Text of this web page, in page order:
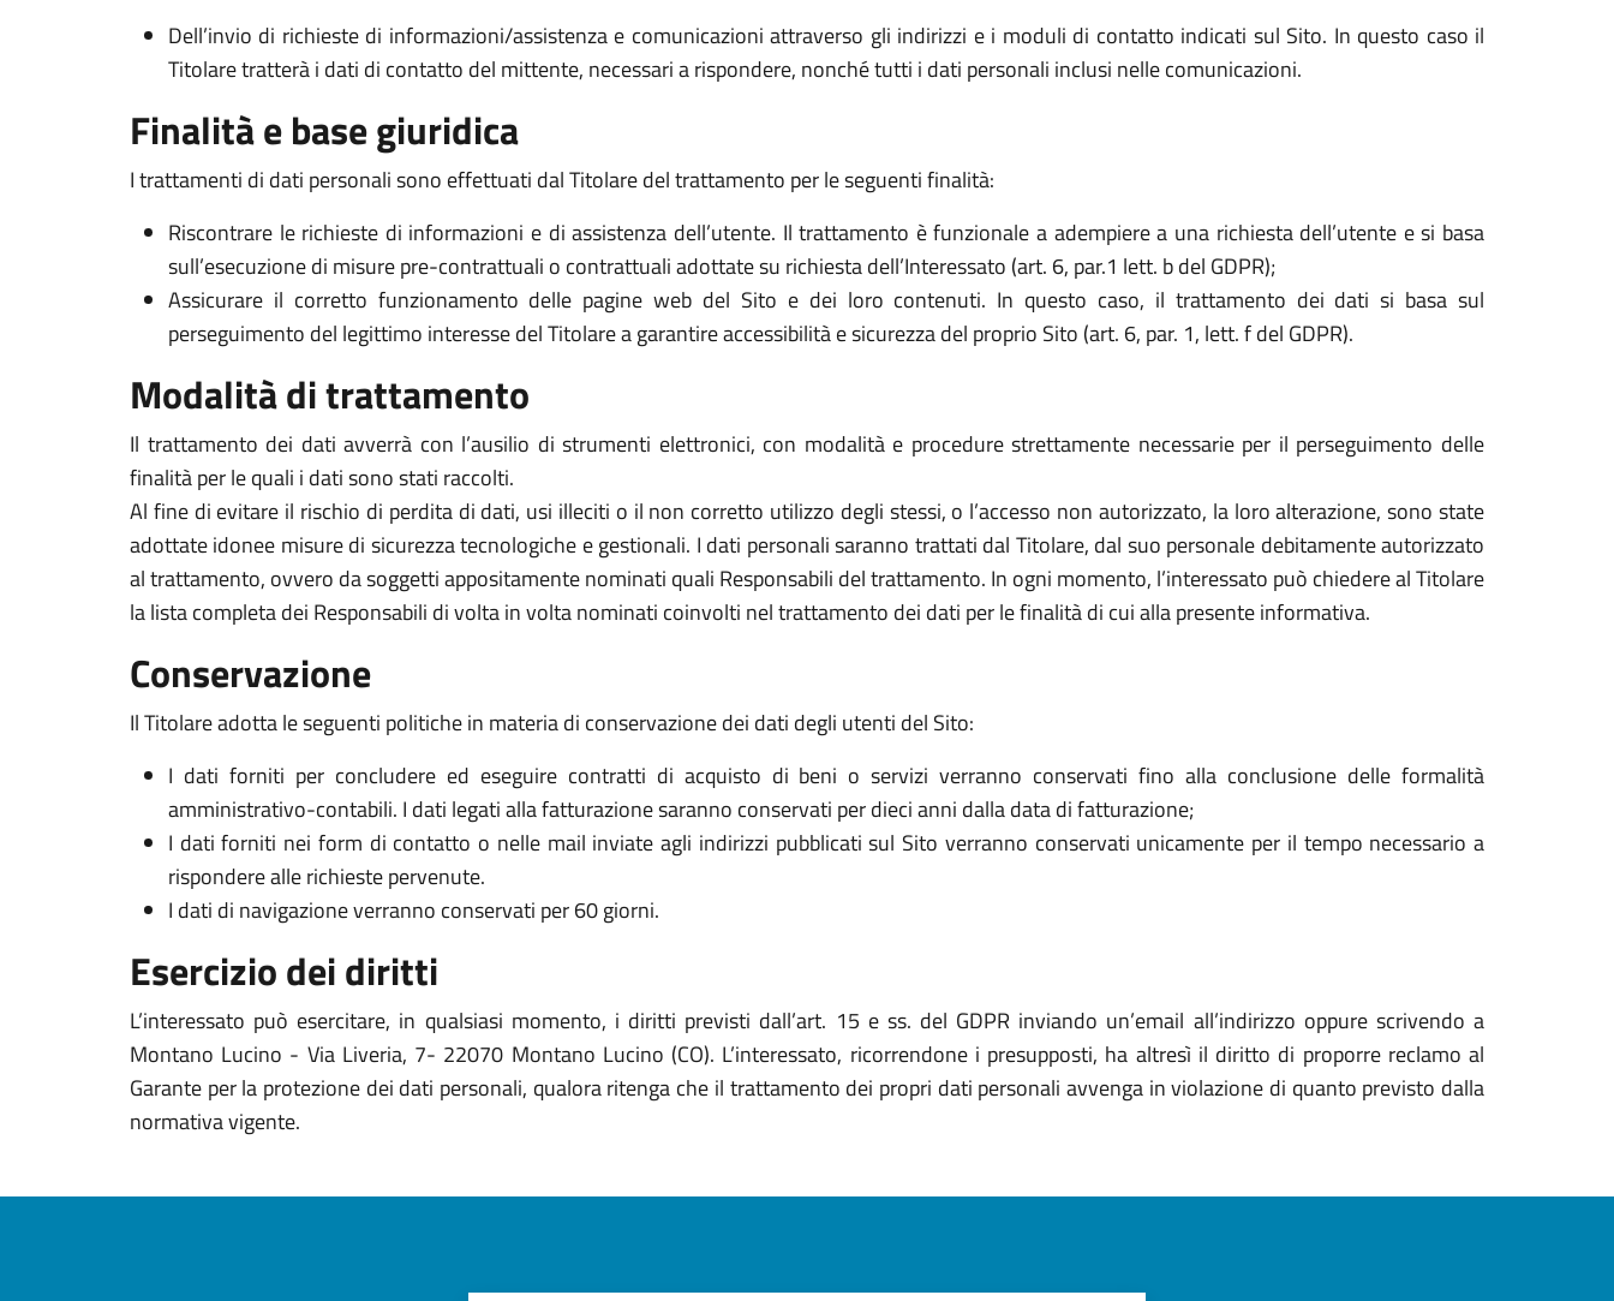
Dell’invio di richieste di informazioni/assistenza e comunicazioni attraverso gli indirizzi e i moduli di contatto indicati sul Sito. In questo caso il
Titolare tratterà i dati di contatto del mittente, necessari a rispondere, nonché tutti i dati personali inclusi nelle comunicazioni.
Finalità e base giuridica
I trattamenti di dati personali sono effettuati dal Titolare del trattamento per le seguenti finalità:
Riscontrare le richieste di informazioni e di assistenza dell’utente. Il trattamento è funzionale a adempiere a una richiesta dell’utente e si basa
sull’esecuzione di misure pre-contrattuali o contrattuali adottate su richiesta dell’Interessato (art. 6, par.1 lett. b del GDPR);
Assicurare il corretto funzionamento delle pagine web del Sito e dei loro contenuti. In questo caso, il trattamento dei dati si basa sul
perseguimento del legittimo interesse del Titolare a garantire accessibilità e sicurezza del proprio Sito (art. 6, par. 1, lett. f del GDPR).
Modalità di trattamento
Il trattamento dei dati avverrà con l’ausilio di strumenti elettronici, con modalità e procedure strettamente necessarie per il perseguimento delle
finalità per le quali i dati sono stati raccolti.
Al fine di evitare il rischio di perdita di dati, usi illeciti o il non corretto utilizzo degli stessi, o l’accesso non autorizzato, la loro alterazione, sono state
adottate idonee misure di sicurezza tecnologiche e gestionali. I dati personali saranno trattati dal Titolare, dal suo personale debitamente autorizzato
al trattamento, ovvero da soggetti appositamente nominati quali Responsabili del trattamento. In ogni momento, l’interessato può chiedere al Titolare
la lista completa dei Responsabili di volta in volta nominati coinvolti nel trattamento dei dati per le finalità di cui alla presente informativa.
Conservazione
Il Titolare adotta le seguenti politiche in materia di conservazione dei dati degli utenti del Sito:
I dati forniti per concludere ed eseguire contratti di acquisto di beni o servizi verranno conservati fino alla conclusione delle formalità
amministrativo-contabili. I dati legati alla fatturazione saranno conservati per dieci anni dalla data di fatturazione;
I dati forniti nei form di contatto o nelle mail inviate agli indirizzi pubblicati sul Sito verranno conservati unicamente per il tempo necessario a
rispondere alle richieste pervenute.
I dati di navigazione verranno conservati per 60 giorni.
Esercizio dei diritti
L’interessato può esercitare, in qualsiasi momento, i diritti previsti dall’art. 15 e ss. del GDPR inviando un’email all’indirizzo oppure scrivendo a
Montano Lucino - Via Liveria, 7- 22070 Montano Lucino (CO). L’interessato, ricorrendone i presupposti, ha altresì il diritto di proporre reclamo al
Garante per la protezione dei dati personali, qualora ritenga che il trattamento dei propri dati personali avvenga in violazione di quanto previsto dalla
normativa vigente.